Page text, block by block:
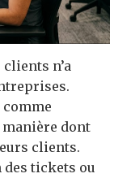
n’a
dont
clients.
des tickets ou